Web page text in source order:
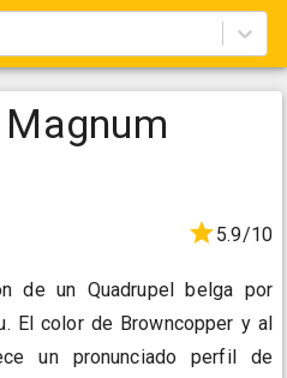
5.9/10
de un Quadrupel belga por
El color de Browncopper y al
un pronunciado perfil de